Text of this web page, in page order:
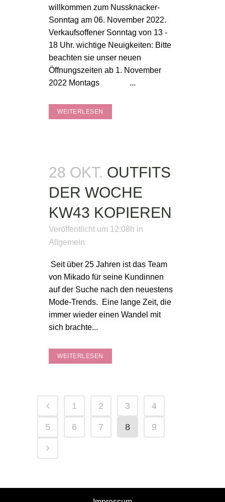
willkommen zum Nussknacker-
Sonntag am 06. November 2022.
Verkaufsoffener Sonntag von 13 -
18 Uhr. wichtige Neuigkeiten: Bitte
beachten sie unser neuen
Öffnungszeiten ab 1. November
2022 Montags ...
WEITERLESEN
28 OKT. OUTFITS
DER WOCHE
KW43 KOPIEREN
Veröffentlicht um 12:08h in
Allgemein
Seit über 25 Jahren ist das Team
von Mikado für seine Kundinnen
auf der Suche nach den neuestens
Mode-Trends. Eine lange Zeit, die
immer wieder einen Wandel mit
sich brachte...
WEITERLESEN
1 2 3 4
5 6 7 8 9